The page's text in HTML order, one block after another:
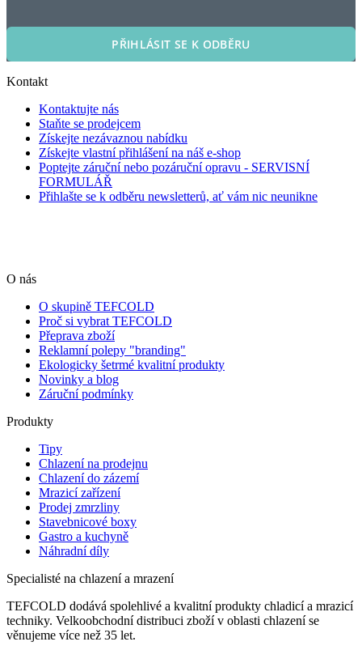
PŘIHLÁSIT SE K ODBĚRU
Kontakt
Kontaktujte nás
Staňte se prodejcem
Získejte nezávaznou nabídku
Získejte vlastní přihlášení na náš e-shop
Poptejte záruční nebo pozáruční opravu - SERVISNÍ
FORMULÁŘ
Přihlašte se k odběru newsletterů, ať vám nic neunikne
O nás
O skupině TEFCOLD
Proč si vybrat TEFCOLD
Přeprava zboží
Reklamní polepy "branding"
Ekologicky šetrmé kvalitní produkty
Novinky a blog
Záruční podmínky
Produkty
Tipy
Chlazení na prodejnu
Chlazení do zázemí
Mrazicí zařízení
Prodej zmrzliny
Stavebnicové boxy
Gastro a kuchyně
Náhradní díly
Specialisté na chlazení a mrazení
TEFCOLD dodává spolehlivé a kvalitní produkty chladicí a mrazicí
techniky. Velkoobchodní distribuci zboží v oblasti chlazení se
věnujeme více než 35 let.